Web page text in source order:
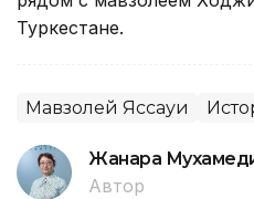
Туркестане.
Мавзолей Яссауи
Жанара
Автор